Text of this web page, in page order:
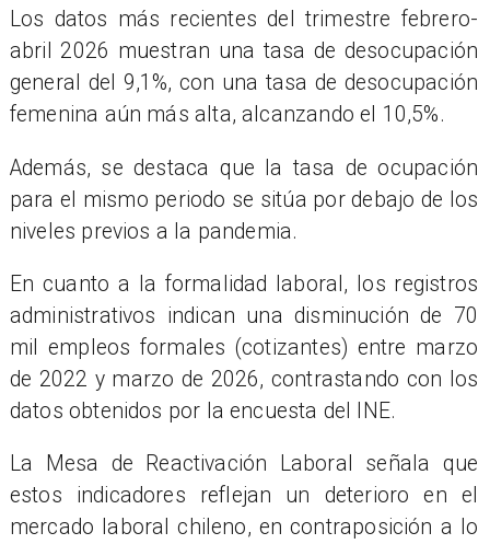
Los datos más recientes del trimestre febrero-
abril 2026 muestran una tasa de desocupación
general del 9,1%, con una tasa de desocupación
femenina aún más alta, alcanzando el 10,5%.
Además, se destaca que la tasa de ocupación
para el mismo periodo se sitúa por debajo de los
niveles previos a la pandemia.
En cuanto a la formalidad laboral, los registros
administrativos indican una disminución de 70
mil empleos formales (cotizantes) entre marzo
de 2022 y marzo de 2026, contrastando con los
datos obtenidos por la encuesta del INE.
La Mesa de Reactivación Laboral señala que
estos indicadores reflejan un deterioro en el
mercado laboral chileno, en contraposición a lo